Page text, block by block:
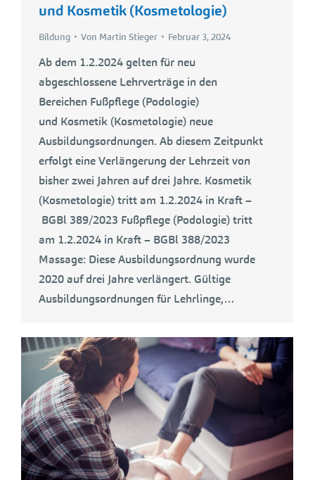
und Kosmetik (Kosmetologie)
Bildung Von Martin Stieger Februar 3, 2024
Ab dem 1.2.2024 gelten für neu
abgeschlossene Lehrverträge in den
Bereichen Fußpflege (Podologie)
und Kosmetik (Kosmetologie) neue
Ausbildungsordnungen. Ab diesem Zeitpunkt
erfolgt eine Verlängerung der Lehrzeit von
bisher zwei Jahren auf drei Jahre. Kosmetik
(Kosmetologie) tritt am 1.2.2024 in Kraft –
BGBl 389/2023 Fußpflege (Podologie) tritt
am 1.2.2024 in Kraft – BGBl 388/2023
Massage: Diese Ausbildungsordnung wurde
2020 auf drei Jahre verlängert. Gültige
Ausbildungsordnungen für Lehrlinge,…